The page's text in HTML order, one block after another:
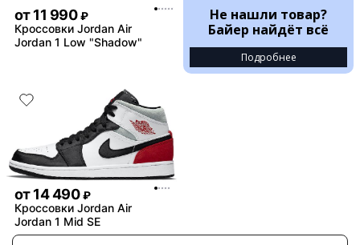
от11 990 ₽
Кроссовки Jordan Air
Jordan 1 Low "Shadow"
Не нашли товар?
Байер найдёт всё
Подробнее
от14 490 ₽
Кроссовки Jordan Air
Jordan 1 Mid SE